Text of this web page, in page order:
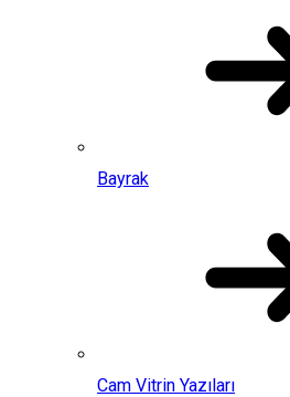
Bayrak
Cam Vitrin Yazıları